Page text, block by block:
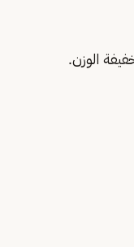
الوزن.